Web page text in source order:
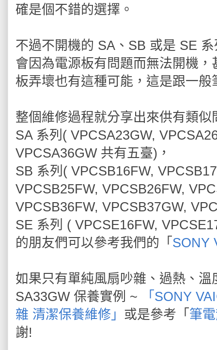
確是個不錯的選擇。
不過不開機的 SA、SB 或是 SE
會因為電源板有問題而無法開機
板弄壞也有這種可能，這是跟一
整個維修過程就分享出來供有類
SA 系列( VPCSA23GW,
VPCSA36GW 共有五臺)，
SB 系列( VPCSB16FW,
VPCSB25FW, VPCSB26FW,
VPCSB36FW, VPCSB37GW,
SE 系列 ( VPCSE16FW,
的朋友們可以參考我們的「 SONY
如果只有單純風扇吵雜、過熱、
SA33GW 保養實例 ~
「SONY
雜 清潔保養維修」 或是參考「 筆
謝!